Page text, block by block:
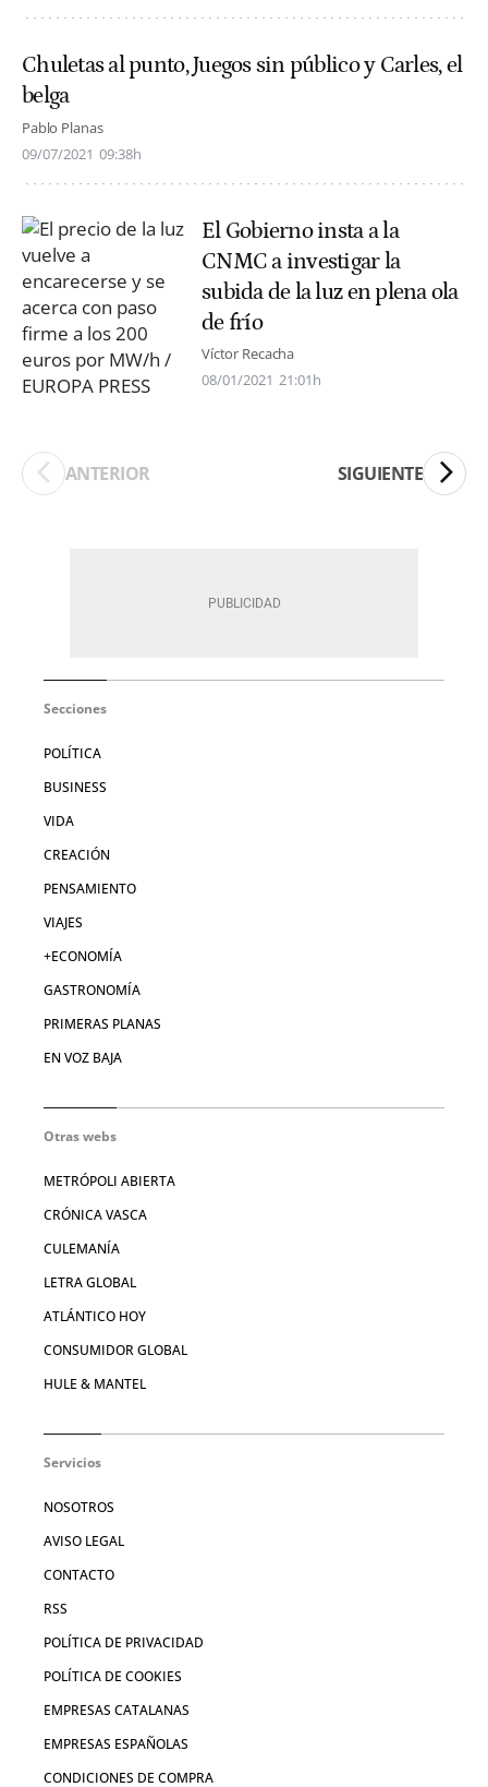
Chuletas al punto, Juegos sin público y Carles, el
belga
Pablo Planas
09/07/2021 09:38h
El Gobierno insta a la
CNMC a investigar la
subida de la luz en plena ola
de frío
Víctor Recacha
08/01/2021 21:01h
ANTERIOR SIGUIENTE
Secciones
POLÍTICA
BUSINESS
VIDA
CREACIÓN
PENSAMIENTO
VIAJES
+ECONOMÍA
GASTRONOMÍA
PRIMERAS PLANAS
EN VOZ BAJA
Otras webs
METRÓPOLI ABIERTA
CRÓNICA VASCA
CULEMANÍA
LETRA GLOBAL
ATLÁNTICO HOY
CONSUMIDOR GLOBAL
HULE & MANTEL
Servicios
NOSOTROS
AVISO LEGAL
CONTACTO
RSS
POLÍTICA DE PRIVACIDAD
POLÍTICA DE COOKIES
EMPRESAS CATALANAS
EMPRESAS ESPAÑOLAS
CONDICIONES DE COMPRA